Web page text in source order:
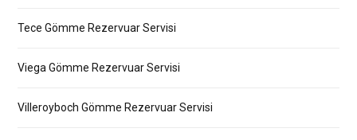
Tece Gömme Rezervuar Servisi
Viega Gömme Rezervuar Servisi
Villeroyboch Gömme Rezervuar Servisi